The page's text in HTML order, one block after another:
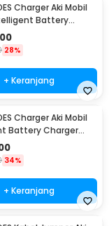
Charger Aki Mobil
Battery
24V - LD-002S
28%
+ Keranjang
Charger Aki Mobil
Battery Charger
- MF-2B
34%
+ Keranjang